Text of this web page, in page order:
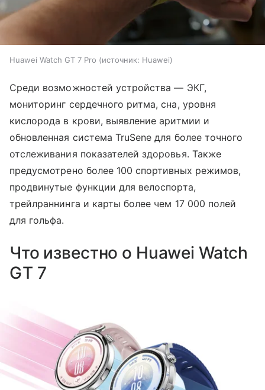
Huawei Watch GT 7 Pro источник: Huawei
Среди возможностей устройства — ЭКГ,
мониторинг сердечного ритма, сна, уровня
кислорода в крови, выявление аритмии и
обновленная система TruSene для более точного
отслеживания показателей здоровья. Также
предусмотрено более 100 спортивных режимов,
продвинутые функции для велоспорта,
трейлраннинга и карты более чем 17 000 полей
для гольфа.
Что известно о Huawei Watch
GT 7